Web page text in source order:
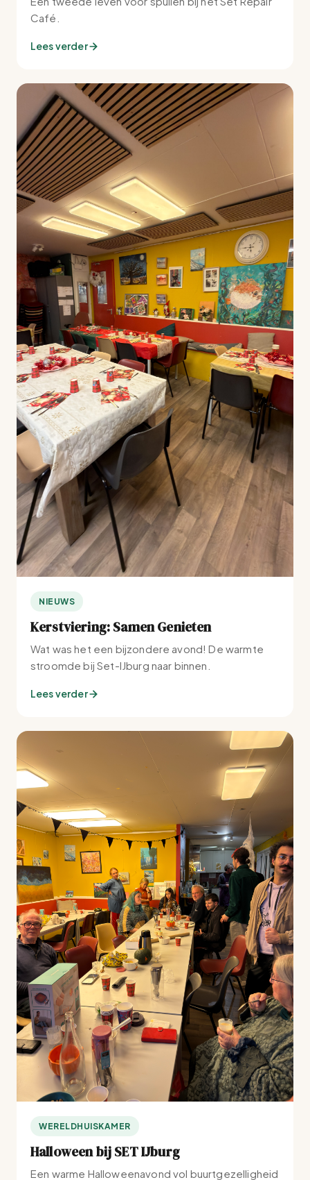
Café.
Lees verder
NIEUWS
Kerstviering: Samen Genieten
Wat was het een bijzondere avond! De warmte
stroomde bij Set-IJburg naar binnen.
Lees verder
WERELDHUISKAMER
Halloween bij SET IJburg
Een warme Halloweenavond vol buurtgezelligheid